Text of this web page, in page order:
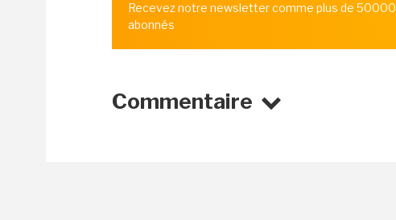
Recevez notre newsletter comme plus de 50000
abonnés
Commentaire